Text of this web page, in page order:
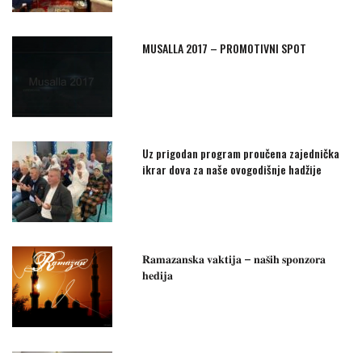
MUSALLA 2017 – PROMOTIVNI SPOT
Uz prigodan program proučena zajednička
ikrar dova za naše ovogodišnje hadžije
𝐑𝐚𝐦𝐚𝐳𝐚𝐧𝐬𝐤𝐚 𝐯𝐚𝐤𝐭𝐢𝐣𝐚 – 𝐧𝐚𝐬̌𝐢𝐡 𝐬𝐩𝐨𝐧𝐳𝐨𝐫𝐚
𝐡𝐞𝐝𝐢𝐣𝐚